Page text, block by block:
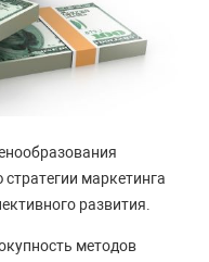
маркетинга
развития.
методов